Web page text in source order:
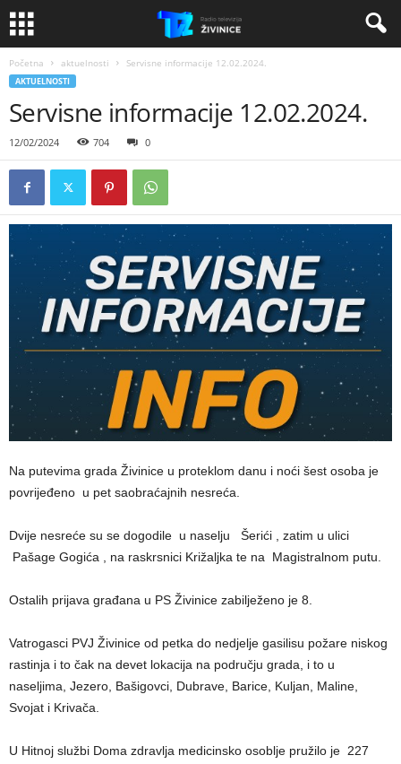
Početna aktuelnosti Servisne informacije 12.02.2024.
AKTUELNOSTI
Servisne informacije 12.02.2024.
12/02/2024 704 0
Na putevima grada Živinice u proteklom danu i noći šest osoba je
povrijeđeno u pet saobraćajnih nesreća.
Dvije nesreće su se dogodile u naselju Šerići , zatim u ulici
Pašage Gogića , na raskrsnici Križaljka te na Magistralnom putu.
Ostalih prijava građana u PS Živinice zabilježeno je 8.
Vatrogasci PVJ Živinice od petka do nedjelje gasilisu požare niskog
rastinja i to čak na devet lokacija na području grada, i to u
naseljima, Jezero, Bašigovci, Dubrave, Barice, Kuljan, Maline,
Svojat i Krivača.
U Hitnoj službi Doma zdravlja medicinsko osoblje pružilo je 227